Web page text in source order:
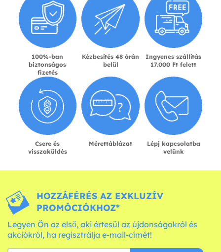
100%-ban
biztonságos
fizetés
Kézbesítés 48 órán
belül
Ingyenes szállítás
17.000 Ft felett
Csere és
visszaküldés
Mérettáblázat
Lépj kapcsolatba
velünk
HOZZÁFÉRÉS AZ EXKLUZÍV
PROMÓCIÓKHOZ*
Legyen Ön az első, aki értesül az újdonságokról és
akciókról, ha regisztrálja e-mail-címét!